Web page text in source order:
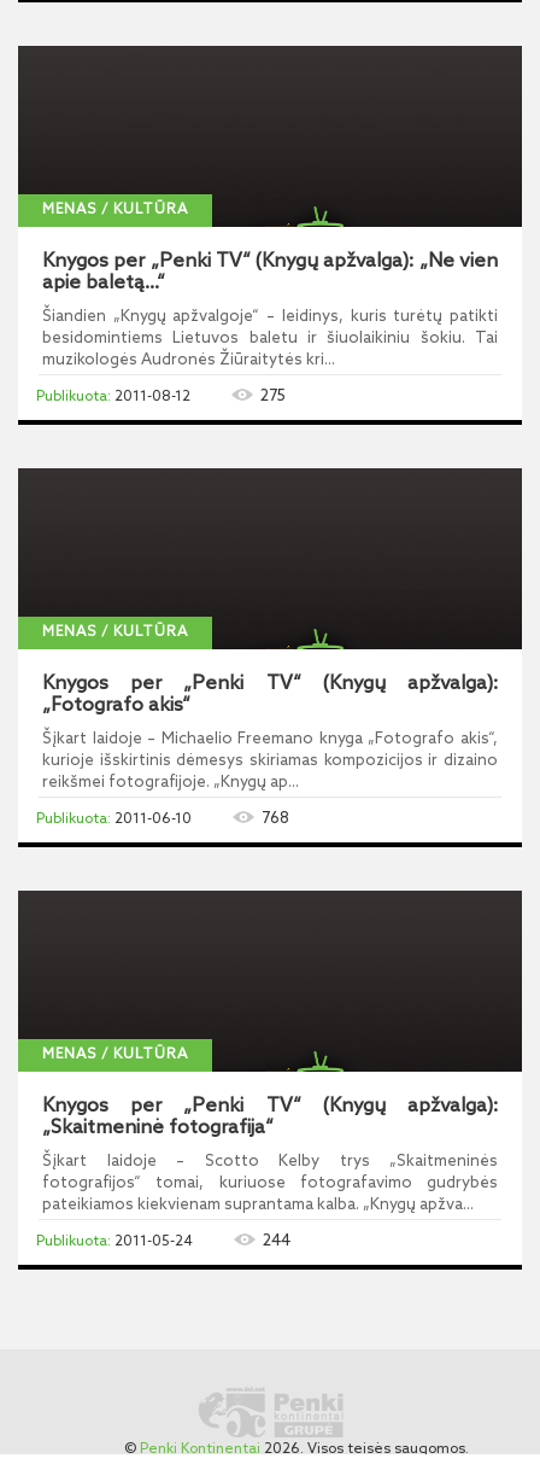
MENAS / KULTŪRA
Knygos per „Penki TV“ (Knygų apžvalga): „Ne vien
apie baletą...“
Šiandien „Knygų apžvalgoje“ – leidinys, kuris turėtų patikti
besidomintiems Lietuvos baletu ir šiuolaikiniu šokiu. Tai
muzikologės Audronės Žiūraitytės kri...
2011-08-12 275
MENAS / KULTŪRA
Knygos per „Penki TV“ (Knygų apžvalga):
„Fotografo akis“
Šįkart laidoje – Michaelio Freemano knyga „Fotografo akis“,
kurioje išskirtinis dėmesys skiriamas kompozicijos ir dizaino
reikšmei fotografijoje. „Knygų ap...
2011-06-10 768
MENAS / KULTŪRA
Knygos per „Penki TV“ (Knygų apžvalga):
„Skaitmeninė fotografija“
Šįkart laidoje – Scotto Kelby trys „Skaitmeninės
fotografijos“ tomai, kuriuose fotografavimo gudrybės
pateikiamos kiekvienam suprantama kalba. „Knygų apžva...
2011-05-24 244
© Penki Kontinentai 2026. Visos teisės saugomos.